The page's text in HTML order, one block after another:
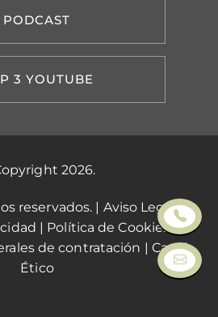
PODCAST
3 YOUTUBE
2026.
reservados. | Aviso Legal|
| Política de Cookies|
de contratación | Canal
Ético